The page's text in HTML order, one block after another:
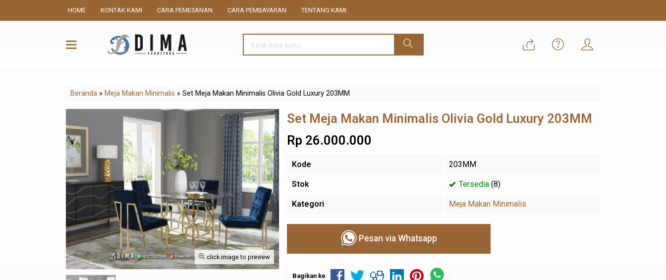
HOME KONTAK KAMI CARA PEMESANAN CARA PEMBAYARAN TENTANG KAMI
Beranda » Meja Makan Minimalis » Set Meja Makan Minimalis Olivia Gold Luxury 203MM
click image to preview
Set Meja Makan Minimalis Olivia Gold Luxury 203MM
Rp 26.000.000
Kode 203MM
Stok Tersedia (8)
Kategori Meja Makan Minimalis
Pesan via Whatsapp
Bagikan ke